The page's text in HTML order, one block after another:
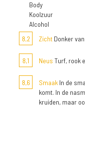
Body
Koolzuur
Alcohol
8,2
Zicht Donker
8,1 Neus Turf, rook
8,6 Smaak In de
komt. In de
kruiden, maar